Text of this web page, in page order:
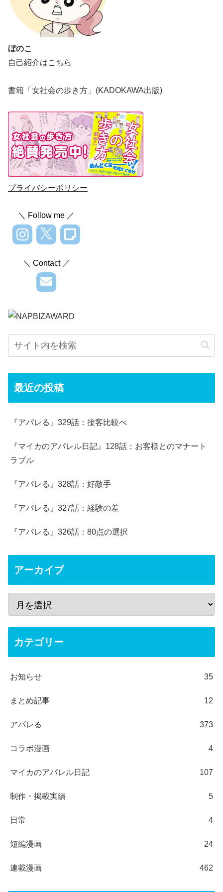
ぼのこ
自己紹介はこちら
書籍「女社会の歩き方」(KADOKAWA出版)
プライバシーポリシー
＼ Follow me ／
＼ Contact ／
最近の投稿
『アパレる』329話：接客比較べ
『マイカのアパレル日記』128話：お客様とのマナート
ラブル
『アパレる』328話：好敵手
『アパレる』327話：経験の差
『アパレる』326話：80点の選択
アーカイブ
カテゴリー
お知らせ 35
まとめ記事 12
アパレる 373
コラボ漫画 4
マイカのアパレル日記 107
制作・掲載実績 5
日常 4
短編漫画 24
連載漫画 462